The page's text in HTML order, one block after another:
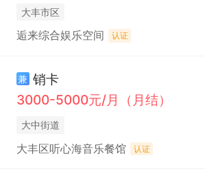
大丰市区
逅来综合娱乐空间 认证
兼 销卡
3000-5000元/月（月结）
大中街道
大丰区听心海音乐餐馆 认证